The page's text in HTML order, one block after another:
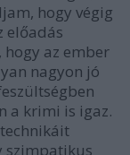
hogy végig
előadás
hogy az ember
nagyon jó
a krimi is igaz.
szimpatikus